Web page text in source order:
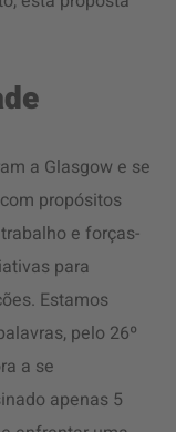
a Glasgow e se
propósitos
e forças-
para
Estamos
pelo 26º
a se
apenas 5